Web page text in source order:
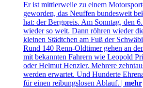
Er ist mittlerweile zu einem
geworden, das Neuffen bundesweit
hat: der Bergpreis. Am Sonntag, den
wieder so weit. Dann röhren wieder
kleinen Städtchen am Fuß der
Rund 140 Renn-Oldtimer gehen an
mit bekannten Fahrern wie Leopold
oder Helmut Henzler. Mehrere
werden erwartet. Und Hunderte
für einen reibungslosen Ablauf. | mehr